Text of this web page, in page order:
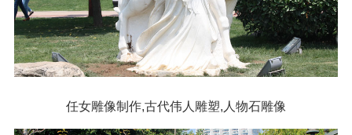
任女雕像制作,古代伟人雕塑,人物石雕像